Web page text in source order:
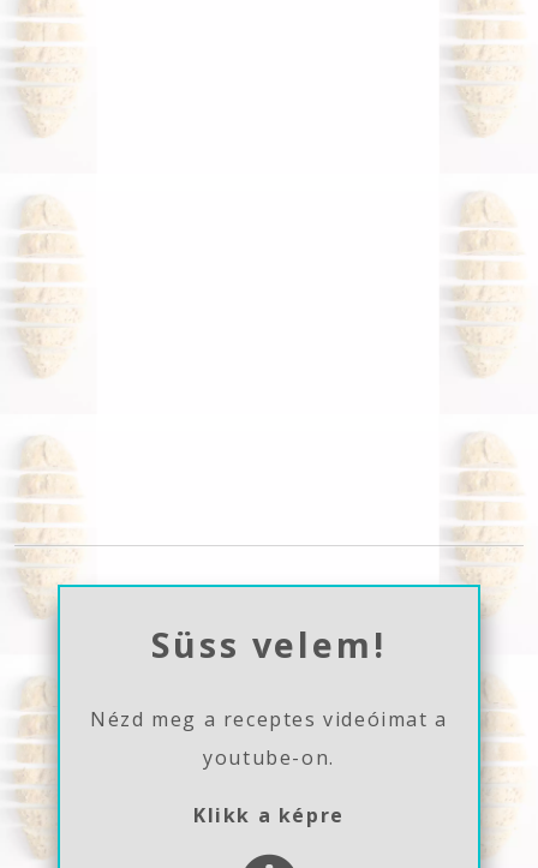
Süss velem!
Nézd meg a receptes videóimat a
youtube-on.
Klikk a képre